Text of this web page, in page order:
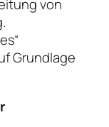
von
Grundlage